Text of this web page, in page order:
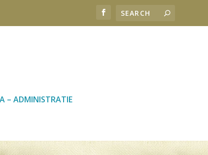
– ADMINISTRATIE